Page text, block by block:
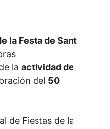
la Festa de Sant
la actividad de
del 50
de Fiestas de la